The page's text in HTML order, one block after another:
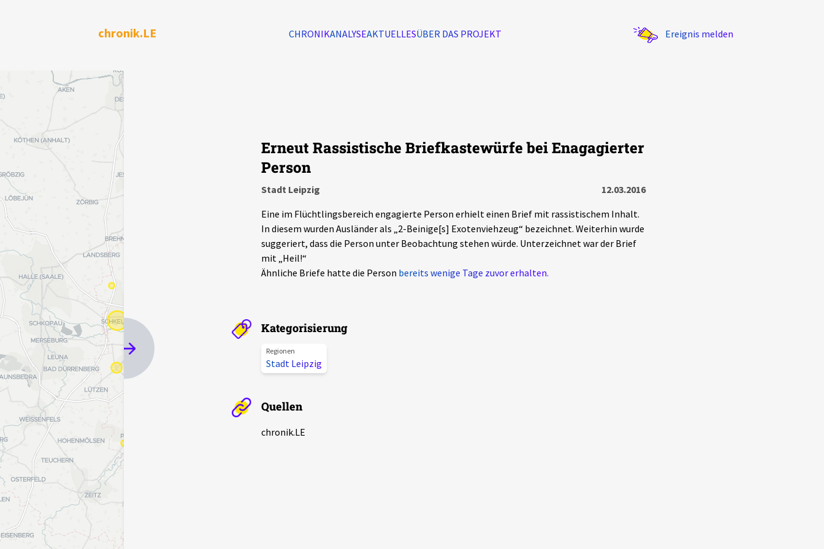
chronik.LE CHRONIKANALYSEAKTUELLESÜBER DAS PROJEKT Ereignis melden
Erneut Rassistische Briefkastewürfe bei Enagagierter
Person
Stadt Leipzig
12.03.2016
Eine im Flüchtlingsbereich engagierte Person erhielt einen Brief mit rassistischem Inhalt.
In diesem wurden Ausländer als „2-Beinige[s] Exotenviehzeug“ bezeichnet. Weiterhin wurde
suggeriert, dass die Person unter Beobachtung stehen würde. Unterzeichnet war der Brief
mit „Heil!“
Ähnliche Briefe hatte die Person bereits wenige Tage zuvor erhalten.
Kategorisierung
Regionen
Stadt Leipzig
Quellen
chronik.LE
Ereignisse Statistik